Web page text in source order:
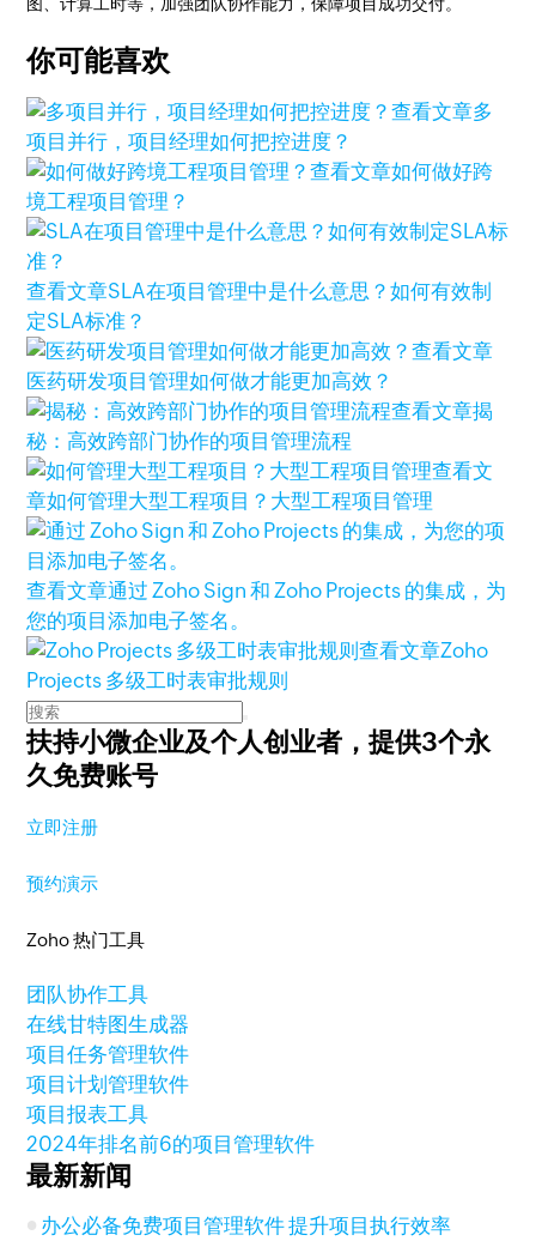
你可能喜欢
查看文章多
项目并行，项目经理如何把控进度？
查看文章如何做好跨
境工程项目管理？
查看文章SLA在项目管理中是什么意思？如何有效制
定SLA标准？
查看文章
医药研发项目管理如何做才能更加高效？
查看文章揭
秘：高效跨部门协作的项目管理流程
查看文
章如何管理大型工程项目？大型工程项目管理
查看文章通过 Zoho Sign 和 Zoho Projects 的集成，为
您的项目添加电子签名。
查看文章Zoho
Projects 多级工时表审批规则
扶持小微企业及个人创业者，提供3个永
久免费账号
立即注册
预约演示
Zoho 热门工具
团队协作工具
在线甘特图生成器
项目任务管理软件
项目计划管理软件
项目报表工具
2024年排名前6的项目管理软件
最新新闻
办公必备免费项目管理软件 提升项目执行效率